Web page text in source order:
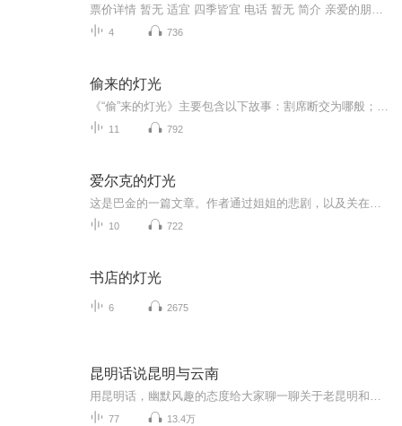
4 736
偷来的灯光
11 792
爱尔克的灯光
10 722
书店的灯光
6 2675
昆明话说昆明与云南
77 13.4万